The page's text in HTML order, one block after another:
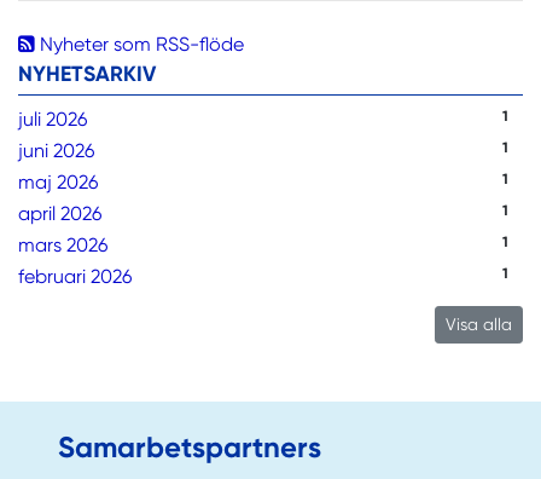
Nyheter som RSS-flöde
NYHETSARKIV
juli 2026 1
juni 2026 1
maj 2026 1
april 2026 1
mars 2026 1
februari 2026 1
Visa alla
Samarbetspartners